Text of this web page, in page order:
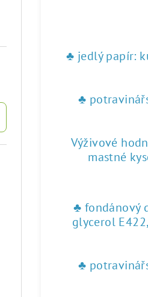
♥ tisk na
♣ jedlý papír:
♣
Výživové
mastné
♣ fondánový
glycerol
♣